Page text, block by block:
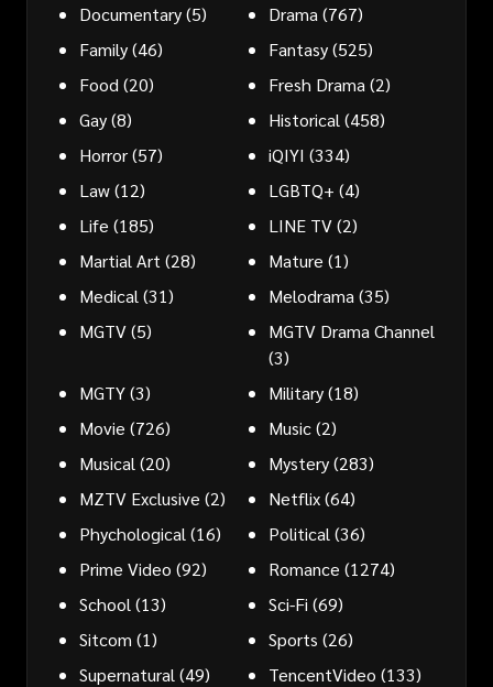
Documentary(5) Drama (767)
Family(46) Fantasy(525)
Food (20) Fresh Drama (2)
Gay(8) Historical (458)
Horror(57) iQIYI (334)
Law(12) LGBTQ+ (4)
Life (185) LINE TV(2)
Martial Art (28) Mature (1)
Medical (31) Melodrama (35)
MGTV(5)
MGTV Drama Channel
(3)
MGTY(3) Military(18)
Movie (726) Music(2)
Musical (20) Mystery(283)
MZTV Exclusive (2) Netflix(64)
Phychological (16) Political (36)
Prime Video (92) Romance (1274)
School (13) Sci-Fi (69)
Sitcom (1) Sports (26)
Supernatural (49) TencentVideo (133)